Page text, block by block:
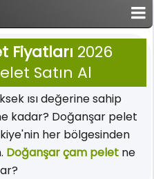
Fiyatları 2026
Satın Al
ısı değerine sahip
kadar? Doğanşar pelet
her bölgesinden
Doğanşar çam peletne